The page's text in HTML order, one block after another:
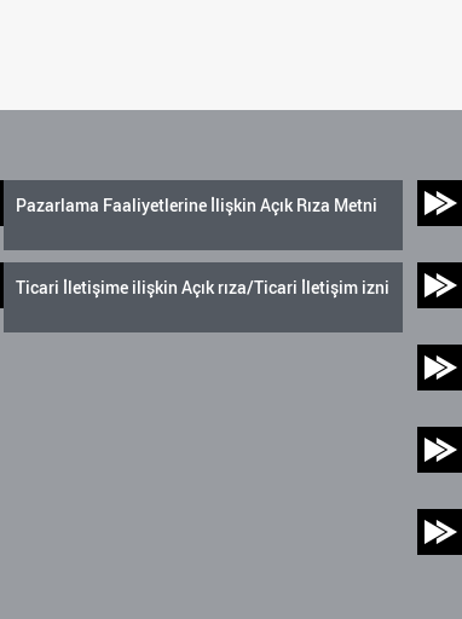
Pazarlama Faaliyetlerine İlişkin Açık Rıza Metni
Ticari İletişime ilişkin Açık rıza/Ticari İletişim izni